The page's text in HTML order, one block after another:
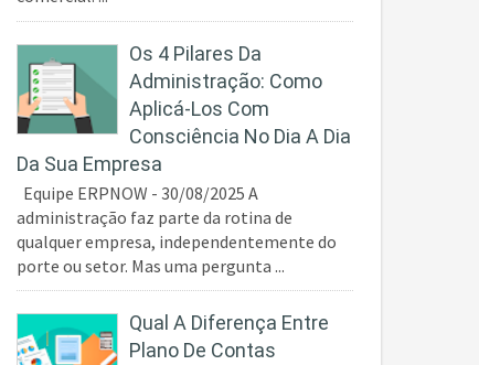
Os 4 Pilares Da
Administração: Como
Aplicá-Los Com
Consciência No Dia A Dia
Da Sua Empresa
Equipe ERPNOW - 30/08/2025 A
administração faz parte da rotina de
qualquer empresa, independentemente do
porte ou setor. Mas uma pergunta ...
Qual A Diferença Entre
Plano De Contas